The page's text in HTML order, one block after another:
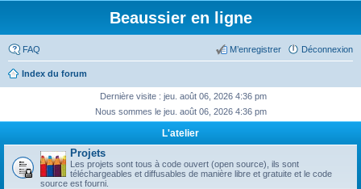
Beaussier en ligne
FAQ Déconnexion
M’enregistrer
Index du forum
Dernière visite : jeu. août 06, 2026 4:36 pm
Nous sommes le jeu. août 06, 2026 4:36 pm
L'atelier
Projets
Les projets sont tous à code ouvert (open source), ils sont
téléchargeables et diffusables de manière libre et gratuite et le code
source est fourni.